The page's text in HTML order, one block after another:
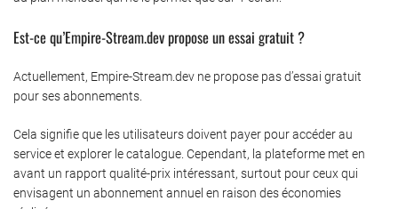
Est-ce qu’Empire-Stream.dev propose un essai gratuit ?
Actuellement, Empire-Stream.dev ne propose pas d’essai gratuit
pour ses abonnements.
Cela signifie que les utilisateurs doivent payer pour accéder au
service et explorer le catalogue. Cependant, la plateforme met en
avant un rapport qualité-prix intéressant, surtout pour ceux qui
envisagent un abonnement annuel en raison des économies